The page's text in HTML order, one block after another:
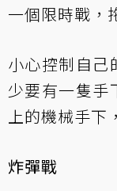
一個限時戰，
小心控制自己
少要有一隻手
上的機械手下
炸彈戰